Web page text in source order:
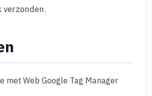
verzonden.
met Web Google Tag Manager